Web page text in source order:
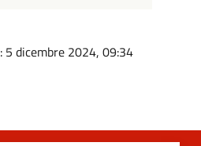
: 5 dicembre 2024, 09:34